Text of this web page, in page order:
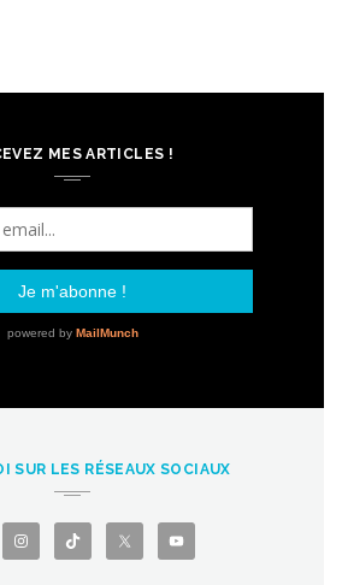
MES ARTICLES !
SUR LES RÉSEAUX SOCIAUX